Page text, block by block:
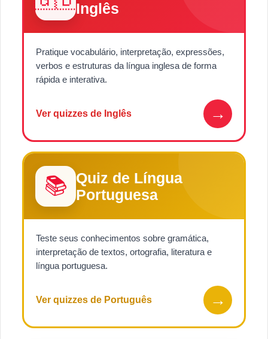
Inglês
Pratique vocabulário, interpretação, expressões,
verbos e estruturas da língua inglesa de forma
rápida e interativa.
Ver quizzes de Inglês →
📚
Quiz de Língua
Portuguesa
Teste seus conhecimentos sobre gramática,
interpretação de textos, ortografia, literatura e
língua portuguesa.
Ver quizzes de Português →